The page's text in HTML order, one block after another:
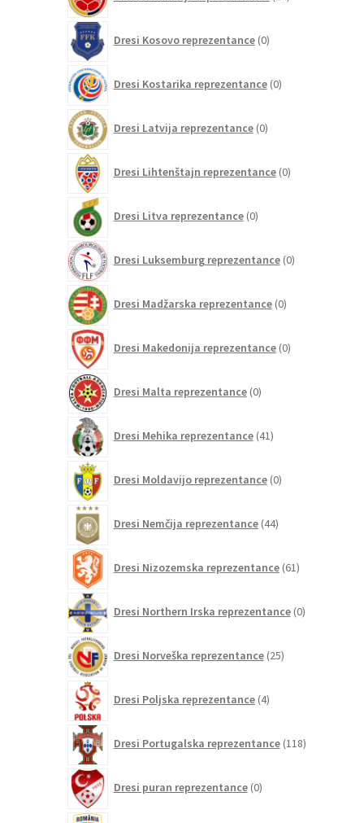
izdelkov
Dresi Kosovo reprezentance 0izdelkov
Dresi Kostarika reprezentance 0izdelkov
Dresi Latvija reprezentance 0izdelkov
Dresi Lihtenštajn reprezentance 0izdelkov
Dresi Litva reprezentance 0izdelkov
Dresi Luksemburg reprezentance 0izdelkov
Dresi Madžarska reprezentance 0izdelkov
Dresi Makedonija reprezentance 0izdelkov
Dresi Malta reprezentance 0izdelkov
Dresi Mehika reprezentance 41izdelkov
Dresi Moldavijo reprezentance 0izdelkov
Dresi Nemčija reprezentance 44izdelkov
Dresi Nizozemska reprezentance 61izdelkov
Dresi Northern Irska reprezentance 0izdelkov
Dresi Norveška reprezentance 25izdelkov
Dresi Poljska reprezentance 4izdelki
Dresi Portugalska reprezentance 118izdelkov
Dresi puran reprezentance 0izdelkov